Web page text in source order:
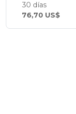
30 días
76,70 US$